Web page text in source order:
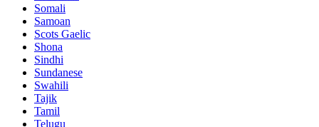
Somali
Samoan
Scots Gaelic
Shona
Sindhi
Sundanese
Swahili
Tajik
Tamil
Telugu